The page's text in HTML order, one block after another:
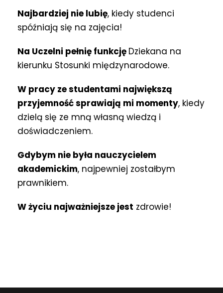
Najbardziej nie lubię, kiedy studenci
spóźniają się na zajęcia!
Na Uczelni pełnię funkcję Dziekana na
kierunku Stosunki międzynarodowe.
W pracy ze studentami największą
przyjemność sprawiają mi momenty, kiedy
dzielą się ze mną własną wiedzą i
doświadczeniem.
Gdybym nie była nauczycielem
akademickim, najpewniej zostałbym
prawnikiem.
W życiu najważniejsze jest zdrowie!